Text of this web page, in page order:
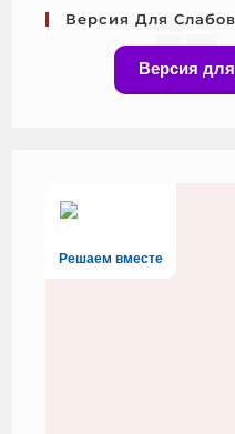
Версия Для
Версия
Решаем вместе